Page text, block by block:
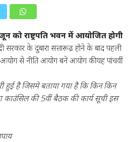
को राष्ट्रपति भवन में आयोजित होगी
सरकार के दुबारा सत्तारूढ होने के बाद पहली
से नीति आयोग बने आयोग की यह पांचवीं
हुई है जिसमे बताया गया है कि किन किन
काउंसिल की 5वीं बैठक की कार्य सूची इस